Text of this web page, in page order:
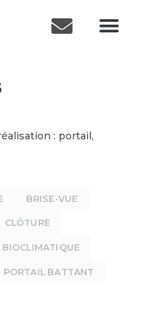
: portail,
BRISE-VUE
CLÔTURE
BIOCLIMATIQUE
PORTAIL BATTANT